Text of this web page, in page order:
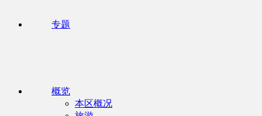
专题
概览
本区概况